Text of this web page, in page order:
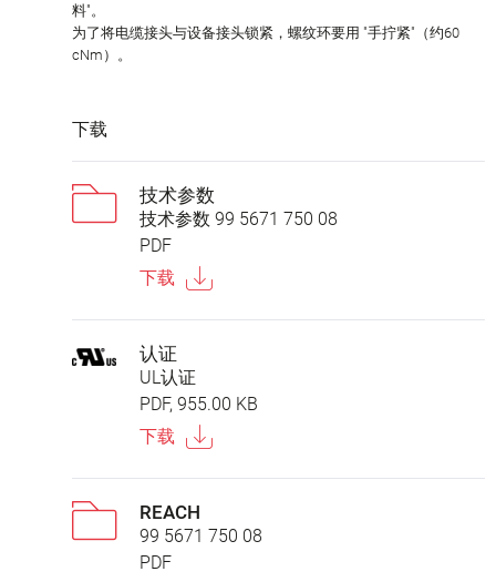
料"。
为了将电缆接头与设备接头锁紧，螺纹环要用 "手拧紧"（约60
cNm）。
下载
技术参数
技术参数 99 5671 750 08
PDF
下载
认证
UL认证
PDF, 955.00 KB
下载
REACH
99 5671 750 08
PDF